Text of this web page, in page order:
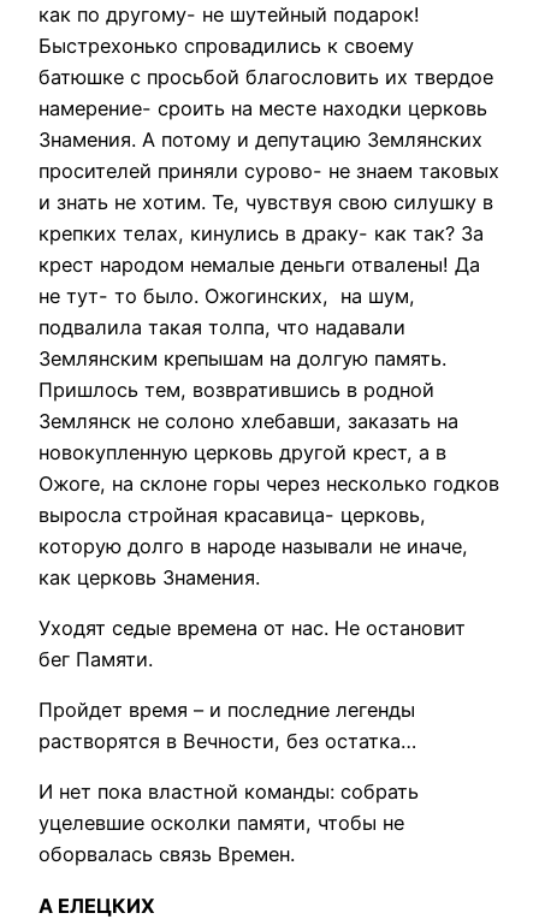
как по другому- не шутейный подарок!
Быстрехонько спровадились к своему
батюшке с просьбой благословить их твердое
намерение- сроить на месте находки церковь
Знамения. А потому и депутацию Землянских
просителей приняли сурово- не знаем таковых
и знать не хотим. Те, чувствуя свою силушку в
крепких телах, кинулись в драку- как так? За
крест народом немалые деньги отвалены! Да
не тут- то было. Ожогинских, на шум,
подвалила такая толпа, что надавали
Землянским крепышам на долгую память.
Пришлось тем, возвратившись в родной
Землянск не солоно хлебавши, заказать на
новокупленную церковь другой крест, а в
Ожоге, на склоне горы через несколько годков
выросла стройная красавица- церковь,
которую долго в народе называли не иначе,
как церковь Знамения.
Уходят седые времена от нас. Не остановит
бег Памяти.
Пройдет время – и последние легенды
растворятся в Вечности, без остатка…
И нет пока властной команды: собрать
уцелевшие осколки памяти, чтобы не
оборвалась связь Времен.
А ЕЛЕЦКИХ